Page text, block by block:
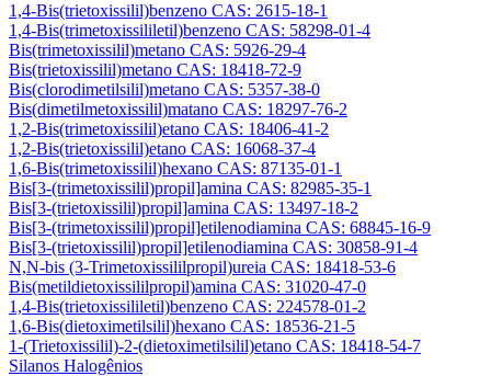
1,4-Bis(trietoxissilil)benzeno CAS: 2615-18-1
1,4-Bis(trimetoxissililetil)benzeno CAS: 58298-01-4
Bis(trimetoxissilil)metano CAS: 5926-29-4
Bis(trietoxissilil)metano CAS: 18418-72-9
Bis(clorodimetilsilil)metano CAS: 5357-38-0
Bis(dimetilmetoxissilil)matano CAS: 18297-76-2
1,2-Bis(trimetoxissilil)etano CAS: 18406-41-2
1,2-Bis(trietoxissilil)etano CAS: 16068-37-4
1,6-Bis(trimetoxissilil)hexano CAS: 87135-01-1
Bis[3-(trimetoxissilil)propil]amina CAS: 82985-35-1
Bis[3-(trietoxissilil)propil]amina CAS: 13497-18-2
Bis[3-(trimetoxissilil)propil]etilenodiamina CAS: 68845-16-9
Bis[3-(trietoxissilil)propil]etilenodiamina CAS: 30858-91-4
N,N-bis (3-Trimetoxissililpropil)ureia CAS: 18418-53-6
Bis(metildietoxissililpropil)amina CAS: 31020-47-0
1,4-Bis(trietoxissililetil)benzeno CAS: 224578-01-2
1,6-Bis(dietoximetilsilil)hexano CAS: 18536-21-5
1-(Trietoxissilil)-2-(dietoximetilsilil)etano CAS: 18418-54-7
Silanos Halogênios